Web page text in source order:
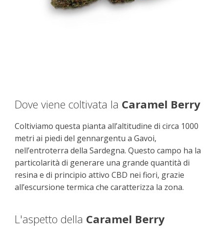
Dove viene coltivata la Caramel Berry
Coltiviamo questa pianta all’altitudine di circa 1000
metri ai piedi del gennargentu a Gavoi,
nell’entroterra della Sardegna. Questo campo ha la
particolarità di generare una grande quantità di
resina e di principio attivo CBD nei fiori, grazie
all’escursione termica che caratterizza la zona.
L'aspetto della Caramel Berry